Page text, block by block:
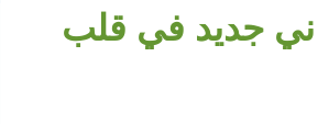
جديد في قلب